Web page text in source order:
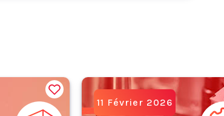
11 Février 2026